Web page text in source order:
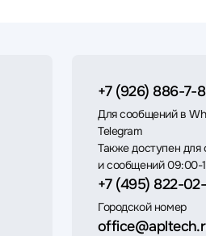
+7 (926) 886-7-
Для сообщений в
Telegram
Также доступен для
и сообщений 09:00-
+7 (495) 822-
Городской номер